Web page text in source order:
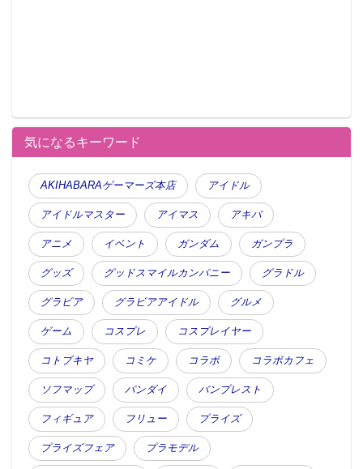
気になるキーワード
AKIHABARAゲーマーズ本店 アイドル
アイドルマスター アイマス アキバ
アニメ イベント ガンダム ガンプラ
グッズ グッドスマイルカンパニー グラドル
グラビア グラビアアイドル グルメ
ゲーム コスプレ コスプレイヤー
コトブキヤ コミケ コラボ コラボカフェ
ソフマップ バンダイ バンプレスト
フィギュア フリュー プライズ
プライズフェア プラモデル